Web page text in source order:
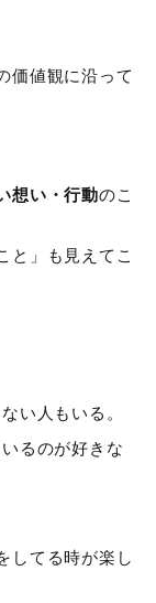
価値観に沿って
想い・行動のこ
と」も見えてこ
い人もいる。
るのが好きな
してる時が楽し